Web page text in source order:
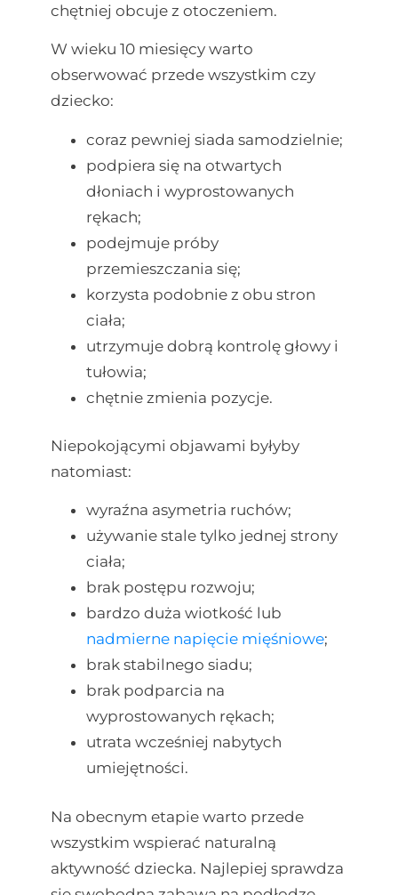
chętniej obcuje z otoczeniem.
W wieku 10 miesięcy warto
obserwować przede wszystkim czy
dziecko:
coraz pewniej siada samodzielnie;
podpiera się na otwartych
dłoniach i wyprostowanych
rękach;
podejmuje próby
przemieszczania się;
korzysta podobnie z obu stron
ciała;
utrzymuje dobrą kontrolę głowy i
tułowia;
chętnie zmienia pozycje.
Niepokojącymi objawami byłyby
natomiast:
wyraźna asymetria ruchów;
używanie stale tylko jednej strony
ciała;
brak postępu rozwoju;
bardzo duża wiotkość lub
nadmierne napięcie mięśniowe;
brak stabilnego siadu;
brak podparcia na
wyprostowanych rękach;
utrata wcześniej nabytych
umiejętności.
Na obecnym etapie warto przede
wszystkim wspierać naturalną
aktywność dziecka. Najlepiej sprawdza